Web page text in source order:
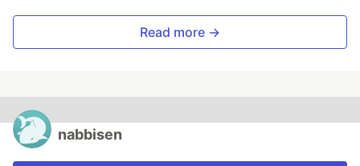
Read more →
nabbisen